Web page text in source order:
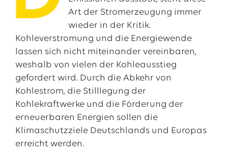
Art der Stromerzeugung immer
wieder in der Kritik.
Kohleverstromung und die Energiewende
lassen sich nicht miteinander vereinbaren,
weshalb von vielen der Kohleausstieg
gefordert wird. Durch die Abkehr von
Kohlestrom, die Stilllegung der
Kohlekraftwerke und die Förderung der
erneuerbaren Energien sollen die
Klimaschutzziele Deutschlands und Europas
erreicht werden.